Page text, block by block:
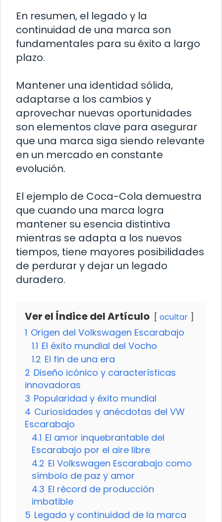
En resumen, el legado y la
continuidad de una marca son
fundamentales para su éxito a largo
plazo.
Mantener una identidad sólida,
adaptarse a los cambios y
aprovechar nuevas oportunidades
son elementos clave para asegurar
que una marca siga siendo relevante
en un mercado en constante
evolución.
El ejemplo de Coca-Cola demuestra
que cuando una marca logra
mantener su esencia distintiva
mientras se adapta a los nuevos
tiempos, tiene mayores posibilidades
de perdurar y dejar un legado
duradero.
Ver el Índice del Artículo ocultar
1 Origen del Volkswagen Escarabajo
1.1 El éxito mundial del Vocho
1.2 El fin de una era
2 Diseño icónico y características
innovadoras
3 Popularidad y éxito mundial
4 Curiosidades y anécdotas del VW
Escarabajo
4.1 El amor inquebrantable del
Escarabajo por el aire libre
4.2 El Volkswagen Escarabajo como
símbolo de paz y amor
4.3 El récord de producción
imbatible
5 Legado y continuidad de la marca